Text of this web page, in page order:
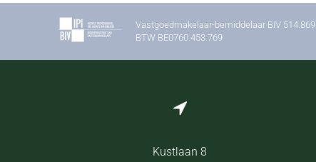
Vastgoedmakelaar-bemiddelaar BIV 514.869
BTW BE0760.453.769
Kustlaan 8